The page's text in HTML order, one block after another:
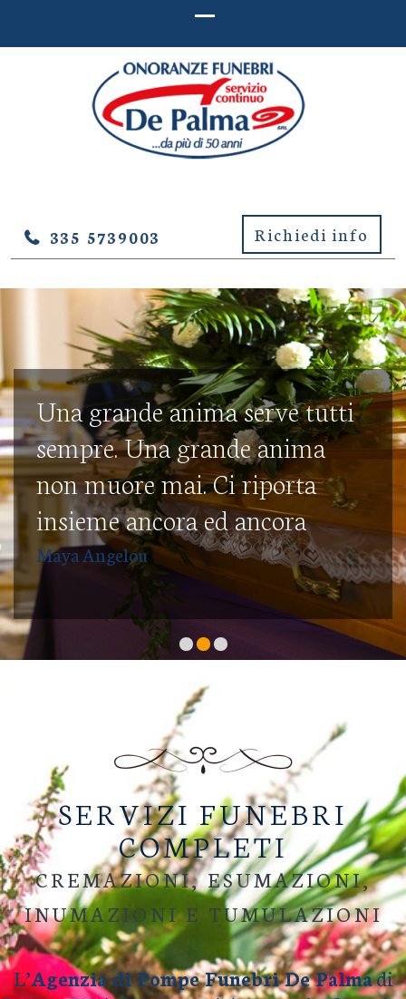
PALMA – LUCERA (FOGGIA)
Richiedi info
335 5739003
Una grande anima serve tutti
sempre. Una grande anima
non muore mai. Ci riporta
insieme ancora ed ancora
Maya Angelou
SERVIZI FUNEBRI
COMPLETI
CREMAZIONI, ESUMAZIONI,
INUMAZIONI E TUMULAZIONI
L’Agenzia di Pompe Funebri De Palmadi